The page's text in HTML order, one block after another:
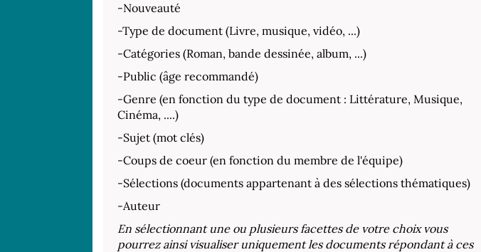
-Nouveauté
-Type de document (Livre, musique, vidéo, ...)
-Catégories (Roman, bande dessinée, album, ...)
-Public (âge recommandé)
-Genre (en fonction du type de document : Littérature, Musique,
Cinéma, ....)
-Sujet (mot clés)
-Coups de coeur (en fonction du membre de l'équipe)
-Sélections (documents appartenant à des sélections thématiques)
-Auteur
En sélectionnant une ou plusieurs facettes de votre choix vous
pourrez ainsi visualiser uniquement les documents répondant à ces